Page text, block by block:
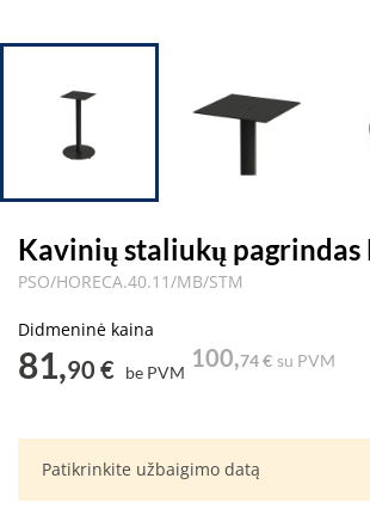
Kavinių staliukų pagrindas
PSO/HORECA.40.11/MB/STM
Didmeninė kaina
81,90 € be PVM
100,74 € su PVM
Patikrinkite užbaigimo datą